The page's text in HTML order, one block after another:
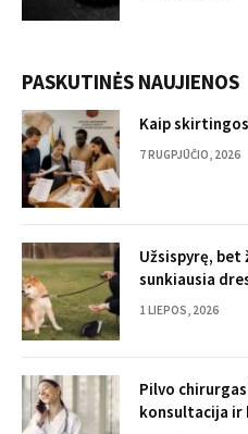
PASKUTINĖS NAUJIENOS
Kaip
7 RUGPJŪČIO, 2026
Užsispyrę, bet
sunkiausia
1 LIEPOS, 2026
Pilvo
konsultacija ir